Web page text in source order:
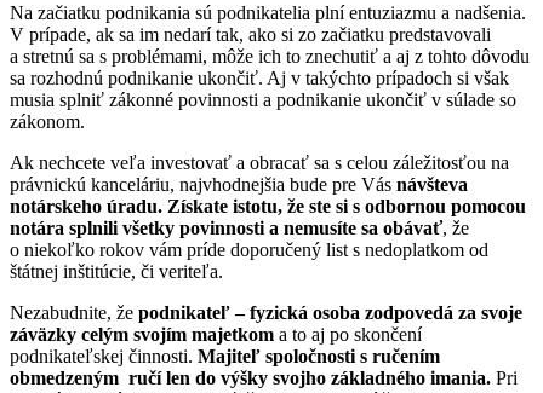
Na začiatku podnikania sú podnikatelia plní entuziazmu a nadšenia.
V prípade, ak sa im nedarí tak, ako si zo začiatku predstavovali
a stretnú sa s problémami, môže ich to znechutiť a aj z tohto dôvodu
sa rozhodnú podnikanie ukončiť. Aj v takýchto prípadoch si však
musia splniť zákonné povinnosti a podnikanie ukončiť v súlade so
zákonom.
Ak nechcete veľa investovať a obracať sa s celou záležitosťou na
právnickú kanceláriu, najvhodnejšia bude pre Vás návšteva
notárskeho úradu. Získate istotu, že ste si s odbornou pomocou
notára splnili všetky povinnosti a nemusíte sa obávať, že
o niekoľko rokov vám príde doporučený list s nedoplatkom od
štátnej inštitúcie, či veriteľa.
Nezabudnite, že podnikateľ – fyzická osoba zodpovedá za svoje
záväzky celým svojím majetkom a to aj po skončení
podnikateľskej činnosti. Majiteľ spoločnosti s ručením
obmedzeným ručí len do výšky svojho základného imania. Pri